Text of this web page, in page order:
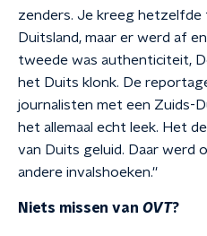
zenders. Je kreeg hetzelfde
Duitsland, maar er werd af
tweede was authenticiteit,
het Duits klonk. De
journalisten met een Zuids-
het allemaal echt leek. Het
van Duits geluid. Daar werd
andere invalshoeken.''
Niets missen van OVT?